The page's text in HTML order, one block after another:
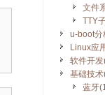
文件
TTY
u-boot分
Linux应
软件开
基础技
蓝牙